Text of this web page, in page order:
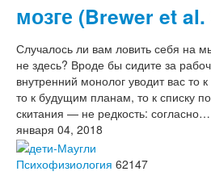
мозге (Brewer et al.
Случалось ли вам ловить себя на
не здесь? Вроде бы сидите за
внутренний монолог уводит вас то
то к будущим планам, то к списку
скитания — не редкость: согласно…
января 04, 2018
Психофизиология 62147